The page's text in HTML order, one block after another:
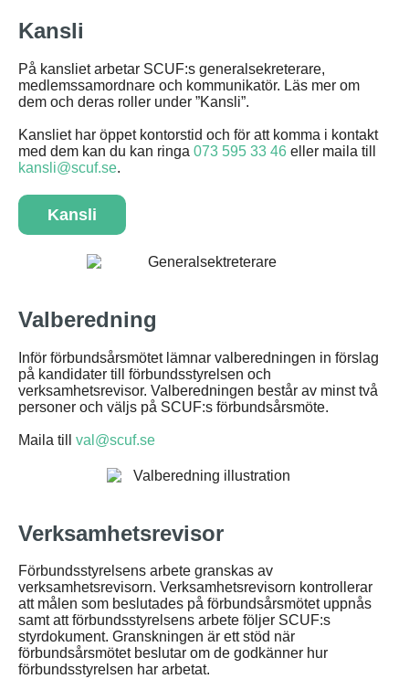
Kansli
På kansliet arbetar SCUF:s generalsekreterare,
medlemssamordnare och kommunikatör. Läs mer om
dem och deras roller under ”Kansli”.
Kansliet har öppet kontorstid och för att komma i kontakt
med dem kan du kan ringa 073 595 33 46 eller maila till
kansli@scuf.se.
Kansli
Valberedning
Inför förbundsårsmötet lämnar valberedningen in förslag
på kandidater till förbundsstyrelsen och
verksamhetsrevisor. Valberedningen består av minst två
personer och väljs på SCUF:s förbundsårsmöte.
Maila till val@scuf.se
Verksamhetsrevisor
Förbundsstyrelsens arbete granskas av
verksamhetsrevisorn. Verksamhetsrevisorn kontrollerar
att målen som beslutades på förbundsårsmötet uppnås
samt att förbundsstyrelsens arbete följer SCUF:s
styrdokument. Granskningen är ett stöd när
förbundsårsmötet beslutar om de godkänner hur
förbundsstyrelsen har arbetat.